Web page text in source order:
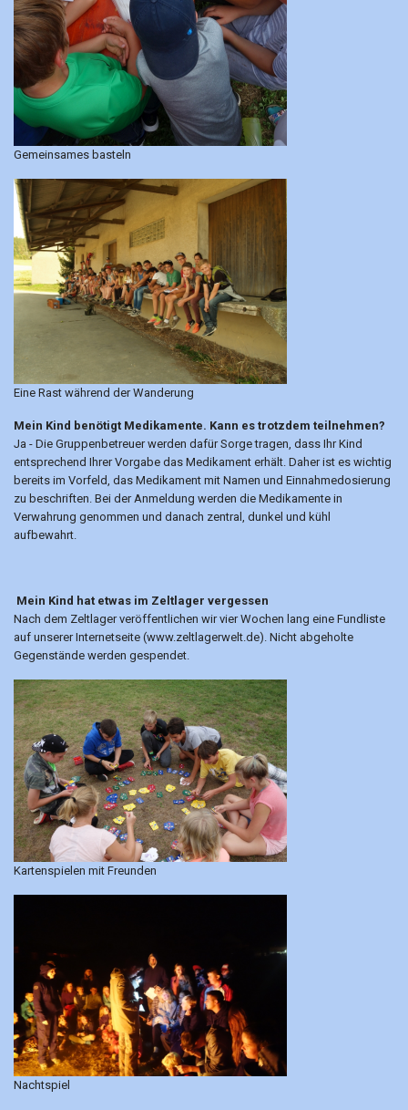
Gemeinsames basteln
Eine Rast während der Wanderung
Mein Kind benötigt Medikamente. Kann es trotzdem teilnehmen?
Ja - Die Gruppenbetreuer werden dafür Sorge tragen, dass Ihr Kind
entsprechend Ihrer Vorgabe das Medikament erhält. Daher ist es wichtig
bereits im Vorfeld, das Medikament mit Namen und Einnahmedosierung
zu beschriften. Bei der Anmeldung werden die Medikamente in
Verwahrung genommen und danach zentral, dunkel und kühl
aufbewahrt.
Mein Kind hat etwas im Zeltlager vergessen
Nach dem Zeltlager veröffentlichen wir vier Wochen lang eine Fundliste
auf unserer Internetseite (www.zeltlagerwelt.de). Nicht abgeholte
Gegenstände werden gespendet.
Kartenspielen mit Freunden
Nachtspiel